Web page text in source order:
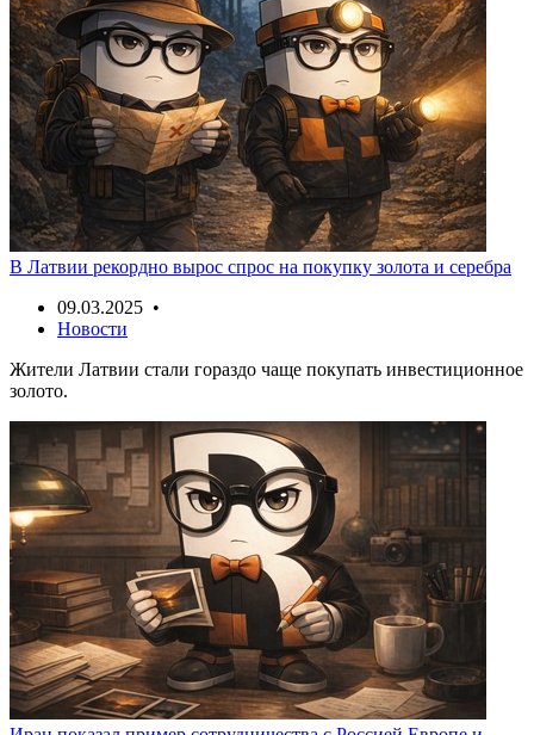
В Латвии рекордно вырос спрос на покупку золота и серебра
09.03.2025 •
Новости
Жители Латвии стали гораздо чаще покупать инвестиционное
золото.